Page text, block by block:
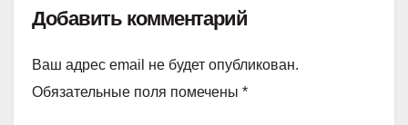
Добавить комментарий
Ваш адрес email не будет опубликован.
Обязательные поля помечены *